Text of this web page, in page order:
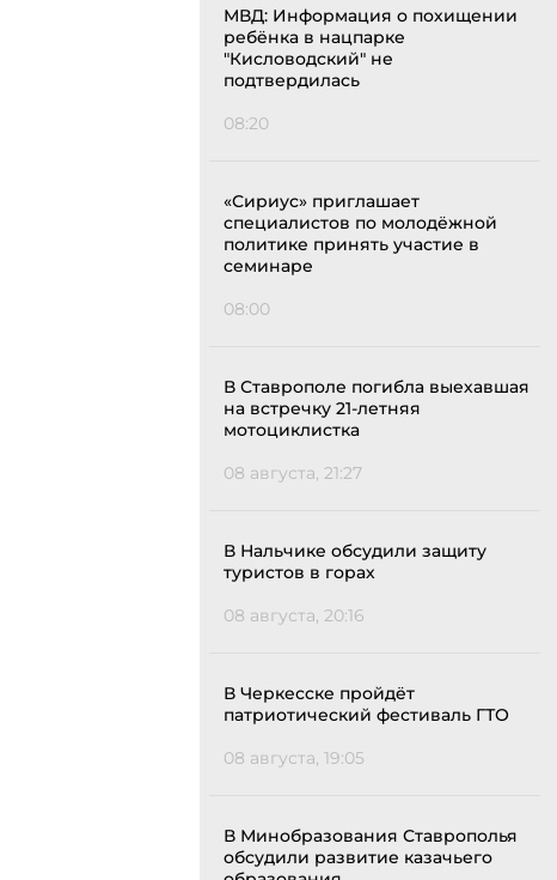
МВД: Информация о похищении
ребёнка в нацпарке
"Кисловодский" не
подтвердилась
08:20
«Сириус» приглашает
специалистов по молодёжной
политике принять участие в
семинаре
08:00
В Ставрополе погибла выехавшая
на встречку 21-летняя
мотоциклистка
08 августа, 21:27
В Нальчике обсудили защиту
туристов в горах
08 августа, 20:16
В Черкесске пройдёт
патриотический фестиваль ГТО
08 августа, 19:05
В Минобразования Ставрополья
обсудили развитие казачьего